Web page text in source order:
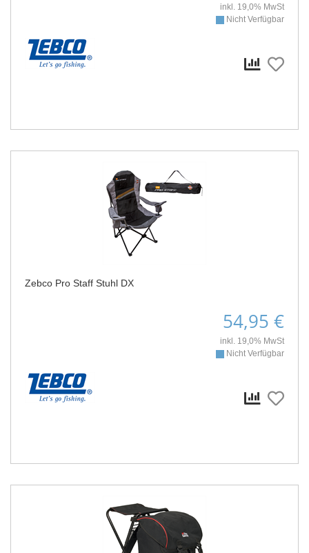
inkl. 19,0% MwSt
Nicht Verfügbar
Zebco Pro Staff Stuhl DX
54,95 €
inkl. 19,0% MwSt
Nicht Verfügbar